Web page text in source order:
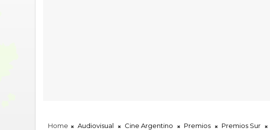
Home Audiovisual Cine Argentino Premios Premios Sur